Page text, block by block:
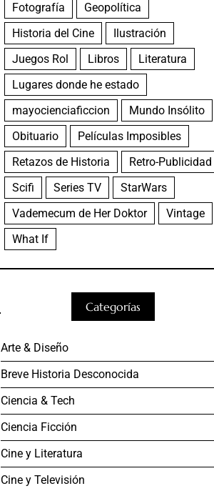
Fotografía
Geopolítica
Historia del Cine
Ilustración
Juegos Rol
Libros
Literatura
Lugares donde he estado
mayocienciaficcion
Mundo Insólito
Obituario
Películas Imposibles
Retazos de Historia
Retro-Publicidad
Scifi
Series TV
StarWars
Vademecum de Her Doktor
Vintage
What If
Categorías
Arte & Diseño
Breve Historia Desconocida
Ciencia & Tech
Ciencia Ficción
Cine y Literatura
Cine y Televisión